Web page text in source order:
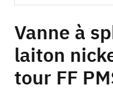
to
the
beginning
of
the
Vanne à
laiton
tour FF